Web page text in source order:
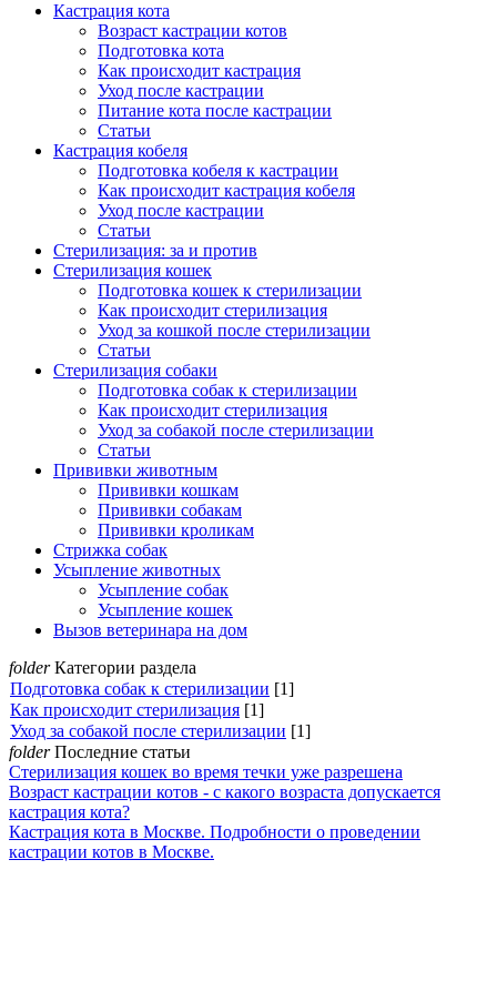
Кастрация кота
Возраст кастрации котов
Подготовка кота
Как происходит кастрация
Уход после кастрации
Питание кота после кастрации
Статьи
Кастрация кобеля
Подготовка кобеля к кастрации
Как происходит кастрация кобеля
Уход после кастрации
Статьи
Стерилизация: за и против
Стерилизация кошек
Подготовка кошек к стерилизации
Как происходит стерилизация
Уход за кошкой после стерилизации
Статьи
Стерилизация собаки
Подготовка собак к стерилизации
Как происходит стерилизация
Уход за собакой после стерилизации
Статьи
Прививки животным
Прививки кошкам
Прививки собакам
Прививки кроликам
Стрижка собак
Усыпление животных
Усыпление собак
Усыпление кошек
Вызов ветеринара на дом
folderКатегории раздела
Подготовка собак к стерилизации [1]
Как происходит стерилизация [1]
Уход за собакой после стерилизации [1]
folderПоследние статьи
Стерилизация кошек во время течки уже разрешена
Возраст кастрации котов - с какого возраста допускается
кастрация кота?
Кастрация кота в Москве. Подробности о проведении
кастрации котов в Москве.